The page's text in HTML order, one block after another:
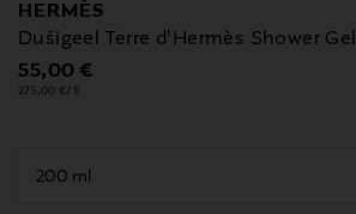
HERMÈS
Dušigeel Terre d'Hermès Shower Gel
Original Price
55,00 €
275,00 €/1l